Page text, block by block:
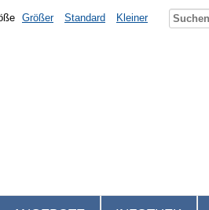
Größer Standard Kleiner